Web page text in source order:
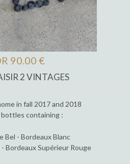
90.00 €
2 VINTAGES
in fall 2017 and 2018
bottles containing :
Bel - Bordeaux Blanc
Bordeaux Supérieur Rouge